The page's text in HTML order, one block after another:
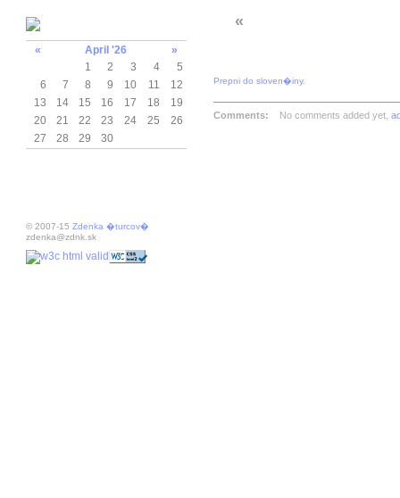
« April '26
»
1
2 3 4
5
6
7 8 9 10 11
12
13
14 15 16 17 18
19
20
21 22 23 24 25
26
27
28 29 30
© 2007-15 Zdenka �turcov�
zdenka@zdnk.sk
«
Prepni do sloven�iny.
Comments: No comments added yet,